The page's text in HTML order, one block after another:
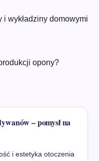
i wykładziny domowymi
opony?
– pomysł na
i estetyka otoczenia